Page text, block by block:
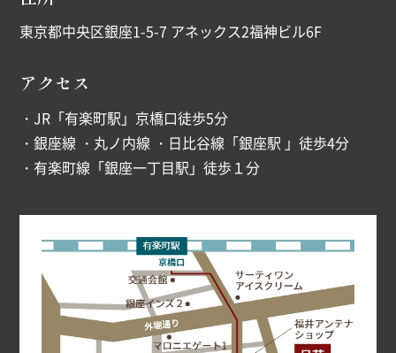
東京都中央区銀座1-5-7 アネックス2福神ビル6F
アクセス
・JR「有楽町駅」京橋口徒歩5分
・銀座線 ・丸ノ内線 ・日比谷線「銀座駅 」徒歩4分
・有楽町線「銀座一丁目駅」徒歩１分